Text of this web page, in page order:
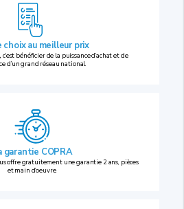
choix au meilleur prix
bénéficier de la puissance d’achat et de
d’un grand réseau national.
garantie COPRA
offre gratuitement une garantie 2 ans, pièces
et main d’oeuvre.